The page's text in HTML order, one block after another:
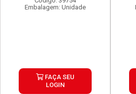
Embalagem: Unidade
FAÇA SEU
LOGIN